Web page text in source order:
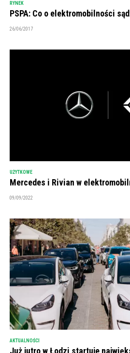
RYNEK
PSPA: Co o elektromobilności
26/06/2017
UŻYTKOWE
Mercedes i Rivian w
09/09/2022
AKTUALNOŚCI